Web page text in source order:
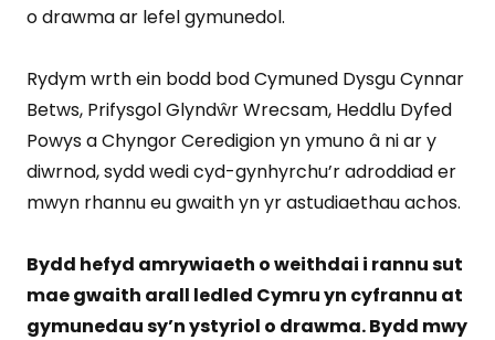
o drawma ar lefel gymunedol.
Rydym wrth ein bodd bod Cymuned Dysgu Cynnar
Betws, Prifysgol Glyndŵr Wrecsam, Heddlu Dyfed
Powys a Chyngor Ceredigion yn ymuno â ni ar y
diwrnod, sydd wedi cyd-gynhyrchu’r adroddiad er
mwyn rhannu eu gwaith yn yr astudiaethau achos.
Bydd hefyd amrywiaeth o weithdai i rannu sut
mae gwaith arall ledled Cymru yn cyfrannu at
gymunedau sy’n ystyriol o drawma. Bydd mwy